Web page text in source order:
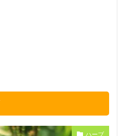
ハーブ